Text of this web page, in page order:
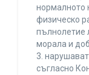
нормалното
физическо
пълнолетие
морала и
3.
съгласно